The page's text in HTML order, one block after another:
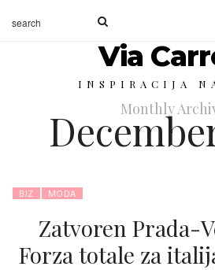
Via
INSPIRACIJA
Monthly
BIZ MODA
Zatvoren Prada-
Forza totale za